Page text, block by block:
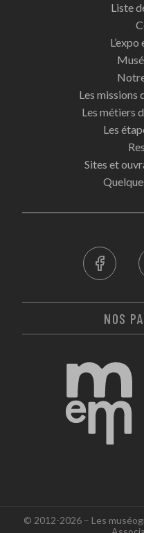
Liste
Les missions
Les métiers
Les
Sites et
NOS
© 2012-2026 – Les